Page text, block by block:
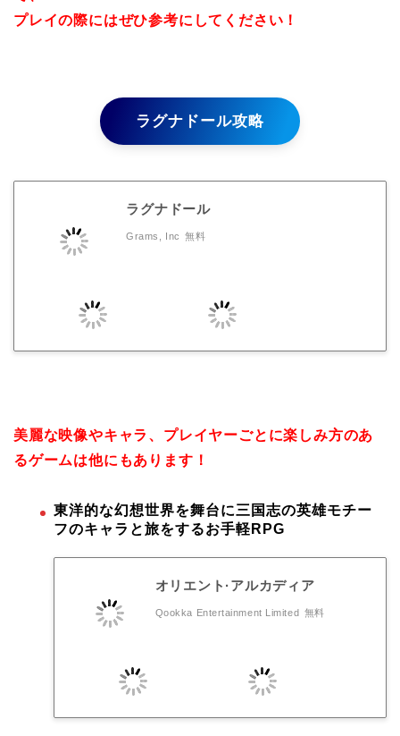
プレイの際にはぜひ参考にしてください！
ラグナドール攻略
ラグナドール
Grams, Inc 無料
美麗な映像やキャラ、プレイヤーごとに楽しみ方のあ
るゲームは他にもあります！
東洋的な幻想世界を舞台に三国志の英雄モチー
フのキャラと旅をするお手軽RPG
オリエント·アルカディア
Qookka Entertainment Limited 無料